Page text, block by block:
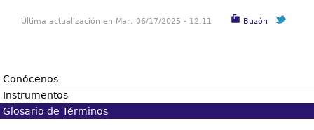
Buzón
Última actualización en Mar, 06/17/2025 - 12:11
Descripción:
Conócenos
Instrumentos
Glosario de Términos